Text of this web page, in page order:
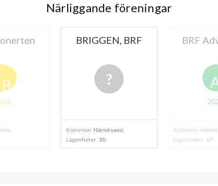
Närliggande föreningar
B
BRIGGEN, BRF
Kommun Härnösand
Lägenheter 30
BRF
Kommun
Lägenheter 17